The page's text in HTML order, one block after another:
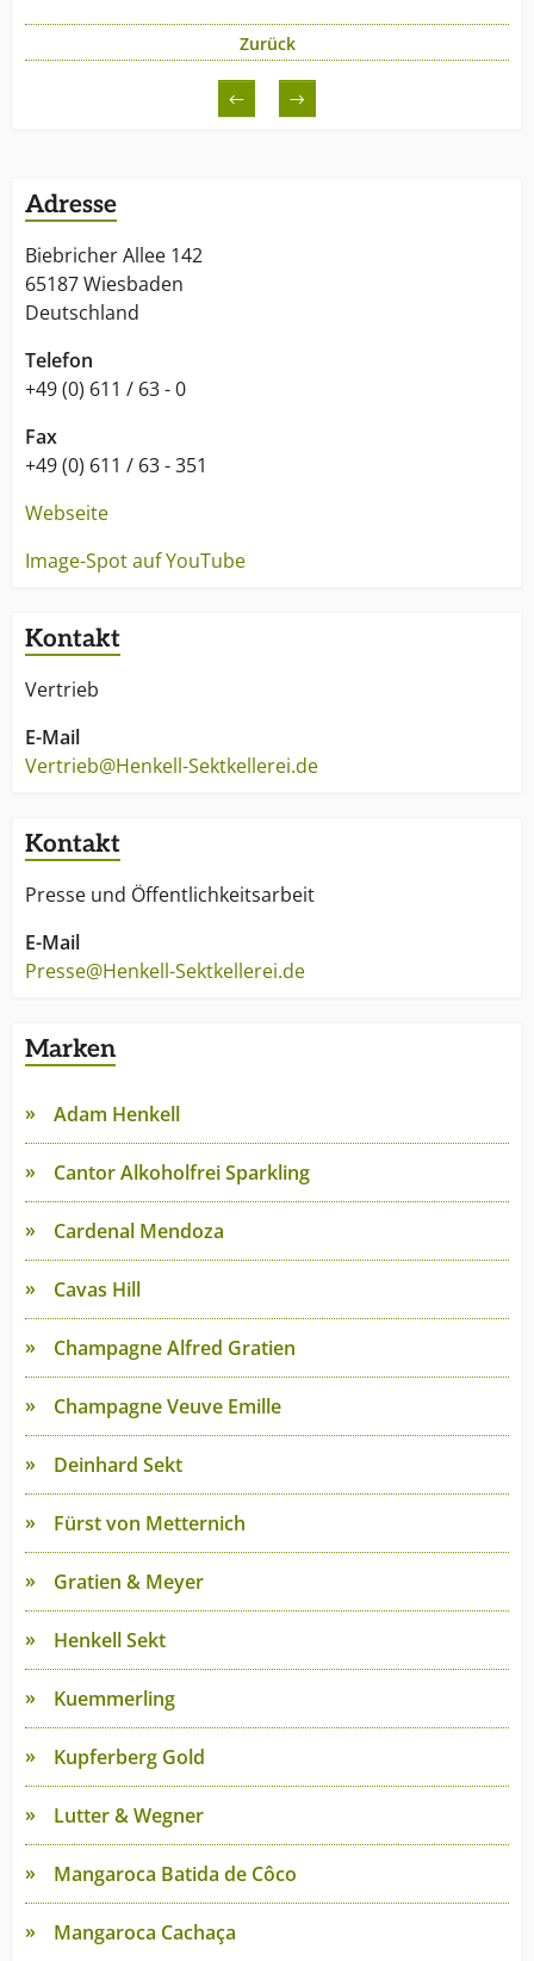
Zurück
← →
Adresse
Biebricher Allee 142
65187 Wiesbaden
Deutschland
Telefon
+49 (0) 611 / 63 - 0
Fax
+49 (0) 611 / 63 - 351
Webseite
Image-Spot auf YouTube
Kontakt
Vertrieb
E-Mail
Vertrieb@Henkell-Sektkellerei.de
Kontakt
Presse und Öffentlichkeitsarbeit
E-Mail
Presse@Henkell-Sektkellerei.de
Marken
Adam Henkell
Cantor Alkoholfrei Sparkling
Cardenal Mendoza
Cavas Hill
Champagne Alfred Gratien
Champagne Veuve Emille
Deinhard Sekt
Fürst von Metternich
Gratien & Meyer
Henkell Sekt
Kuemmerling
Kupferberg Gold
Lutter & Wegner
Mangaroca Batida de Côco
Mangaroca Cachaça